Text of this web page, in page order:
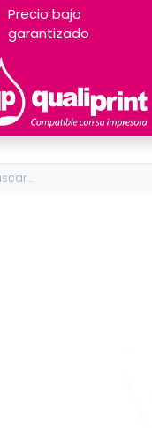
Precio bajo
garantizado